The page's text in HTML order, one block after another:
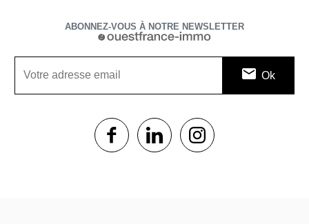
ABONNEZ-VOUS À NOTRE NEWSLETTER
1$s 1$s